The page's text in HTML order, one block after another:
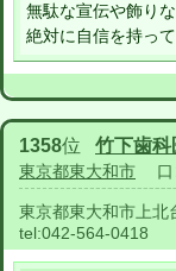
無駄な宣伝や飾り
絶対に自信を持っ
1358位 竹下歯科
東京都東大和市 口
東京都東大和市上北
tel:042-564-0418